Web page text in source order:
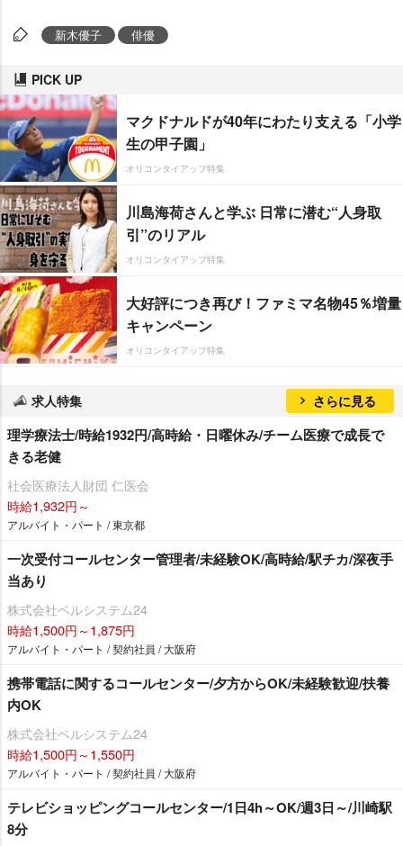
新木優子 俳優
PICK UP
マクドナルドが40年にわたり支える「小学
生の甲子園」
オリコンタイアップ特集
川島海荷さんと学ぶ 日常に潜む“人身取
引”のリアル
オリコンタイアップ特集
大好評につき再び！ファミマ名物45％増量
キャンペーン
オリコンタイアップ特集
求人特集 さらに見る
理学療法士/時給1932円/高時給・日曜休み/チーム医療で成長で
きる老健
社会医療法人財団 仁医会
時給1,932円～
アルバイト・パート / 東京都
一次受付コールセンター管理者/未経験OK/高時給/駅チカ/深夜手
当あり
株式会社ベルシステム24
時給1,500円～1,875円
アルバイト・パート / 契約社員 / 大阪府
携帯電話に関するコールセンター/夕方からOK/未経験歓迎/扶養
内OK
株式会社ベルシステム24
時給1,500円～1,550円
アルバイト・パート / 契約社員 / 大阪府
テレビショッピングコールセンター/1日4h～OK/週3日～/川崎駅
8分